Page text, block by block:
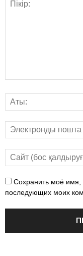
Сохранить моё имя,
последующих моих